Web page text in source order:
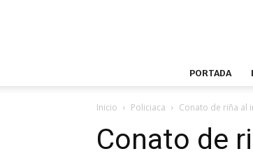
PORTADA
Inicio Policiaca Conato de riña al
Conato de